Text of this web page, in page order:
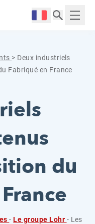
Langue :
> Deux industriels
Fabriqué en France
du
-Le groupe Lohr - Les